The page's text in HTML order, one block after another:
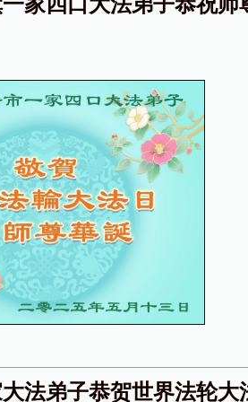
法弟子恭贺世界法轮大